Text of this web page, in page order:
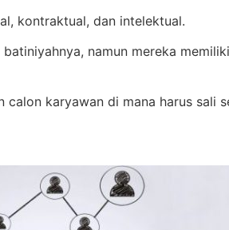
kontraktual, dan intelektual.
namun mereka
karyawan di mana harus sali